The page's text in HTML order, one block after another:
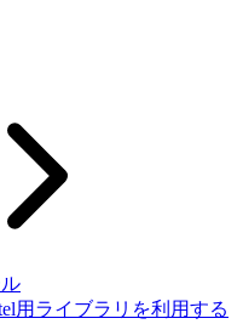
用ライブラリを利用する